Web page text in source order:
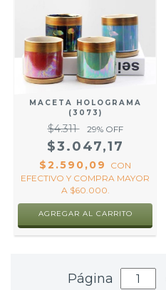
MACETA HOLOGRAMA
(3073)
$4.311 29% OFF
$3.047,17
$2.590,09
CON
EFECTIVO Y COMPRA MAYOR
A $60.000.
AGREGAR AL CARRITO
Página